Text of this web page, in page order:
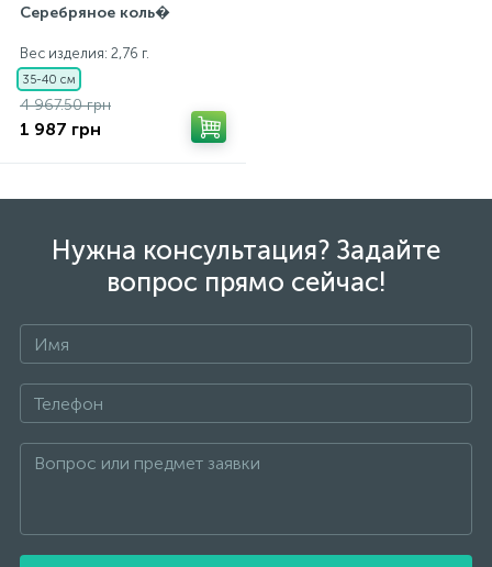
Серебряное коль�
Вес изделия: 2,76 г.
35-40 см
4 967.50 грн
1 987 грн
Нужна консультация? Задайте
вопрос прямо сейчас!